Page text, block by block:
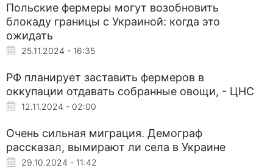
Польские фермеры могут возобновить
блокаду границы с Украиной: когда это
ожидать
25.11.2024 - 16:35
РФ планирует заставить фермеров в
оккупации отдавать собранные овощи, - ЦНС
12.11.2024 - 02:00
Очень сильная миграция. Демограф
рассказал, вымирают ли села в Украине
29.10.2024 - 11:42